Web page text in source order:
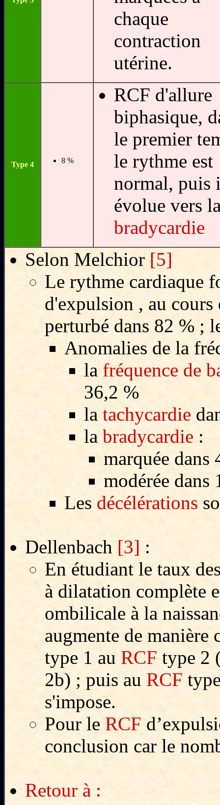
chaque
contraction
utérine.
Type 4 8 %
RCF d'allure
biphasique,
le premier
le rythme est
normal, puis
évolue vers
bradycardie
Selon Melchior [5]
Le rythme cardiaque
d'expulsion , au cours
perturbé dans 82 % ;
Anomalies de la
la fréquence de
36,2 %
la tachycardie
la bradycardie :
marquée dans
modérée dans
Les décélérations
Dellenbach [3] :
En étudiant le taux
à dilatation complète
ombilicale à la
augmente de manière
type 1 au RCF type 2
2b) ; puis au RCF
s'impose.
Pour leRCF
conclusion car le
Retour à :